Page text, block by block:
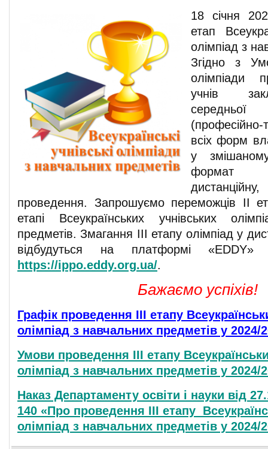
18 січня
етап
олімпіад з
Згідно з
олімпіади
учнів
середньої
всіх форм
у
формат
проведення. Запрошуємо переможців ІІ
етапі Всеукраїнських учнівських
предметів. Змагання ІІІ етапу олімпіад у
відбудуться на платформі «ЕDDY»
https://ippo.eddy.org.ua/.
Бажаємо успіхів!
Графік проведення ІІІ етапу
олімпіад з навчальних предметів у 2024/
Умови проведення ІІІ етапу
олімпіад з навчальних предметів у 2024/
Наказ Департаменту освіти і науки від
140 «Про проведення ІІІ етапу
олімпіад з навчальних предметів у 2024/